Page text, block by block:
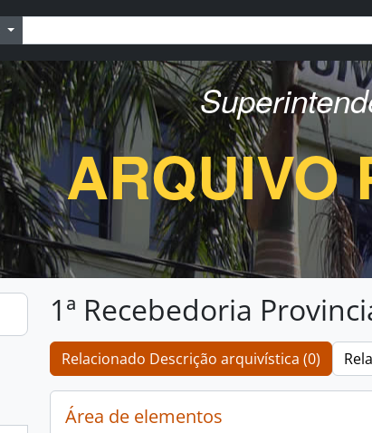
Opções de busca
ARQUIVO
1ª Recebedoria
Relacionado Descrição arquivística (0)
Área de elementos